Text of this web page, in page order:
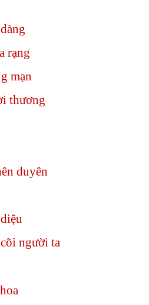
rạng
mạn
thương
duyên
người ta